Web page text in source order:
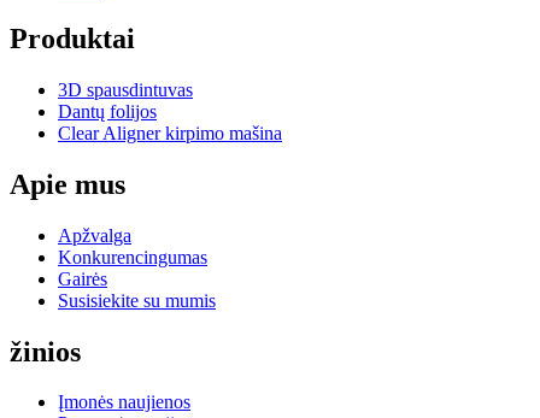
Produktai
3D spausdintuvas
Dantų folijos
Clear Aligner kirpimo mašina
Apie mus
Apžvalga
Konkurencingumas
Gairės
Susisiekite su mumis
žinios
Įmonės naujienos